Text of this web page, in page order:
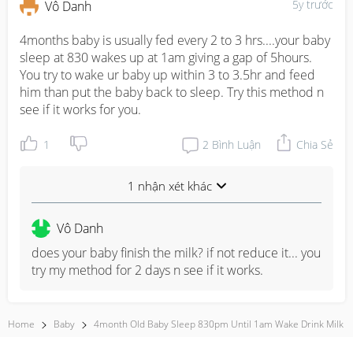
5y trước
Vô Danh
4months baby is usually fed every 2 to 3 hrs....your baby
sleep at 830 wakes up at 1am giving a gap of 5hours.
You try to wake ur baby up within 3 to 3.5hr and feed
him than put the baby back to sleep. Try this method n
see if it works for you.
1 2 Bình Luận Chia Sẻ
1 nhận xét khác
Vô Danh
does your baby finish the milk? if not reduce it... you
try my method for 2 days n see if it works.
Home Baby
4month Old Baby Sleep 830pm Until 1am Wake Drink Milk